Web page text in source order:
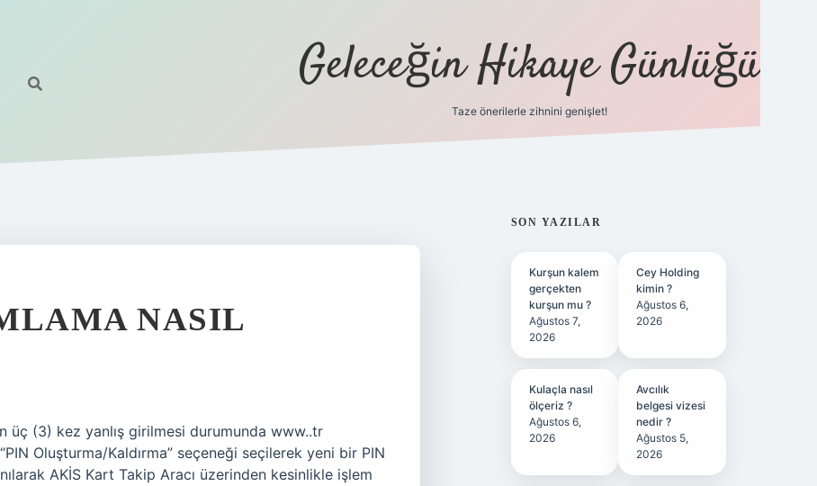
Geleceğin Hikaye Günlüğü
Taze önerilerle zihnini genişlet!
NASIL
üç (3) kez yanlış girilmesi durumunda www..tr
Oluşturma/Kaldırma” seçeneği seçilerek yeni bir PIN
AKİS Kart Takip Aracı üzerinden kesinlikle işlem
SIDEBAR
SON YAZILAR
Kurşun kalem
gerçekten
kurşun mu ?
Ağustos 7,
2026
Cey Holding
kimin ?
Ağustos 6,
2026
Kulaçla nasıl
ölçeriz ?
Ağustos 6,
2026
Avcılık
belgesi vizesi
nedir ?
Ağustos 5,
2026